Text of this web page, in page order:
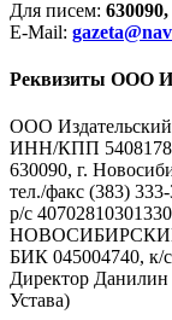
Для писем:
E-Mail:
Реквизиты ООО
ООО
ИНН/КПП
630090, г.
тел./факс (383)
р/с
БИК 045004740, к/
Директор
Устава)